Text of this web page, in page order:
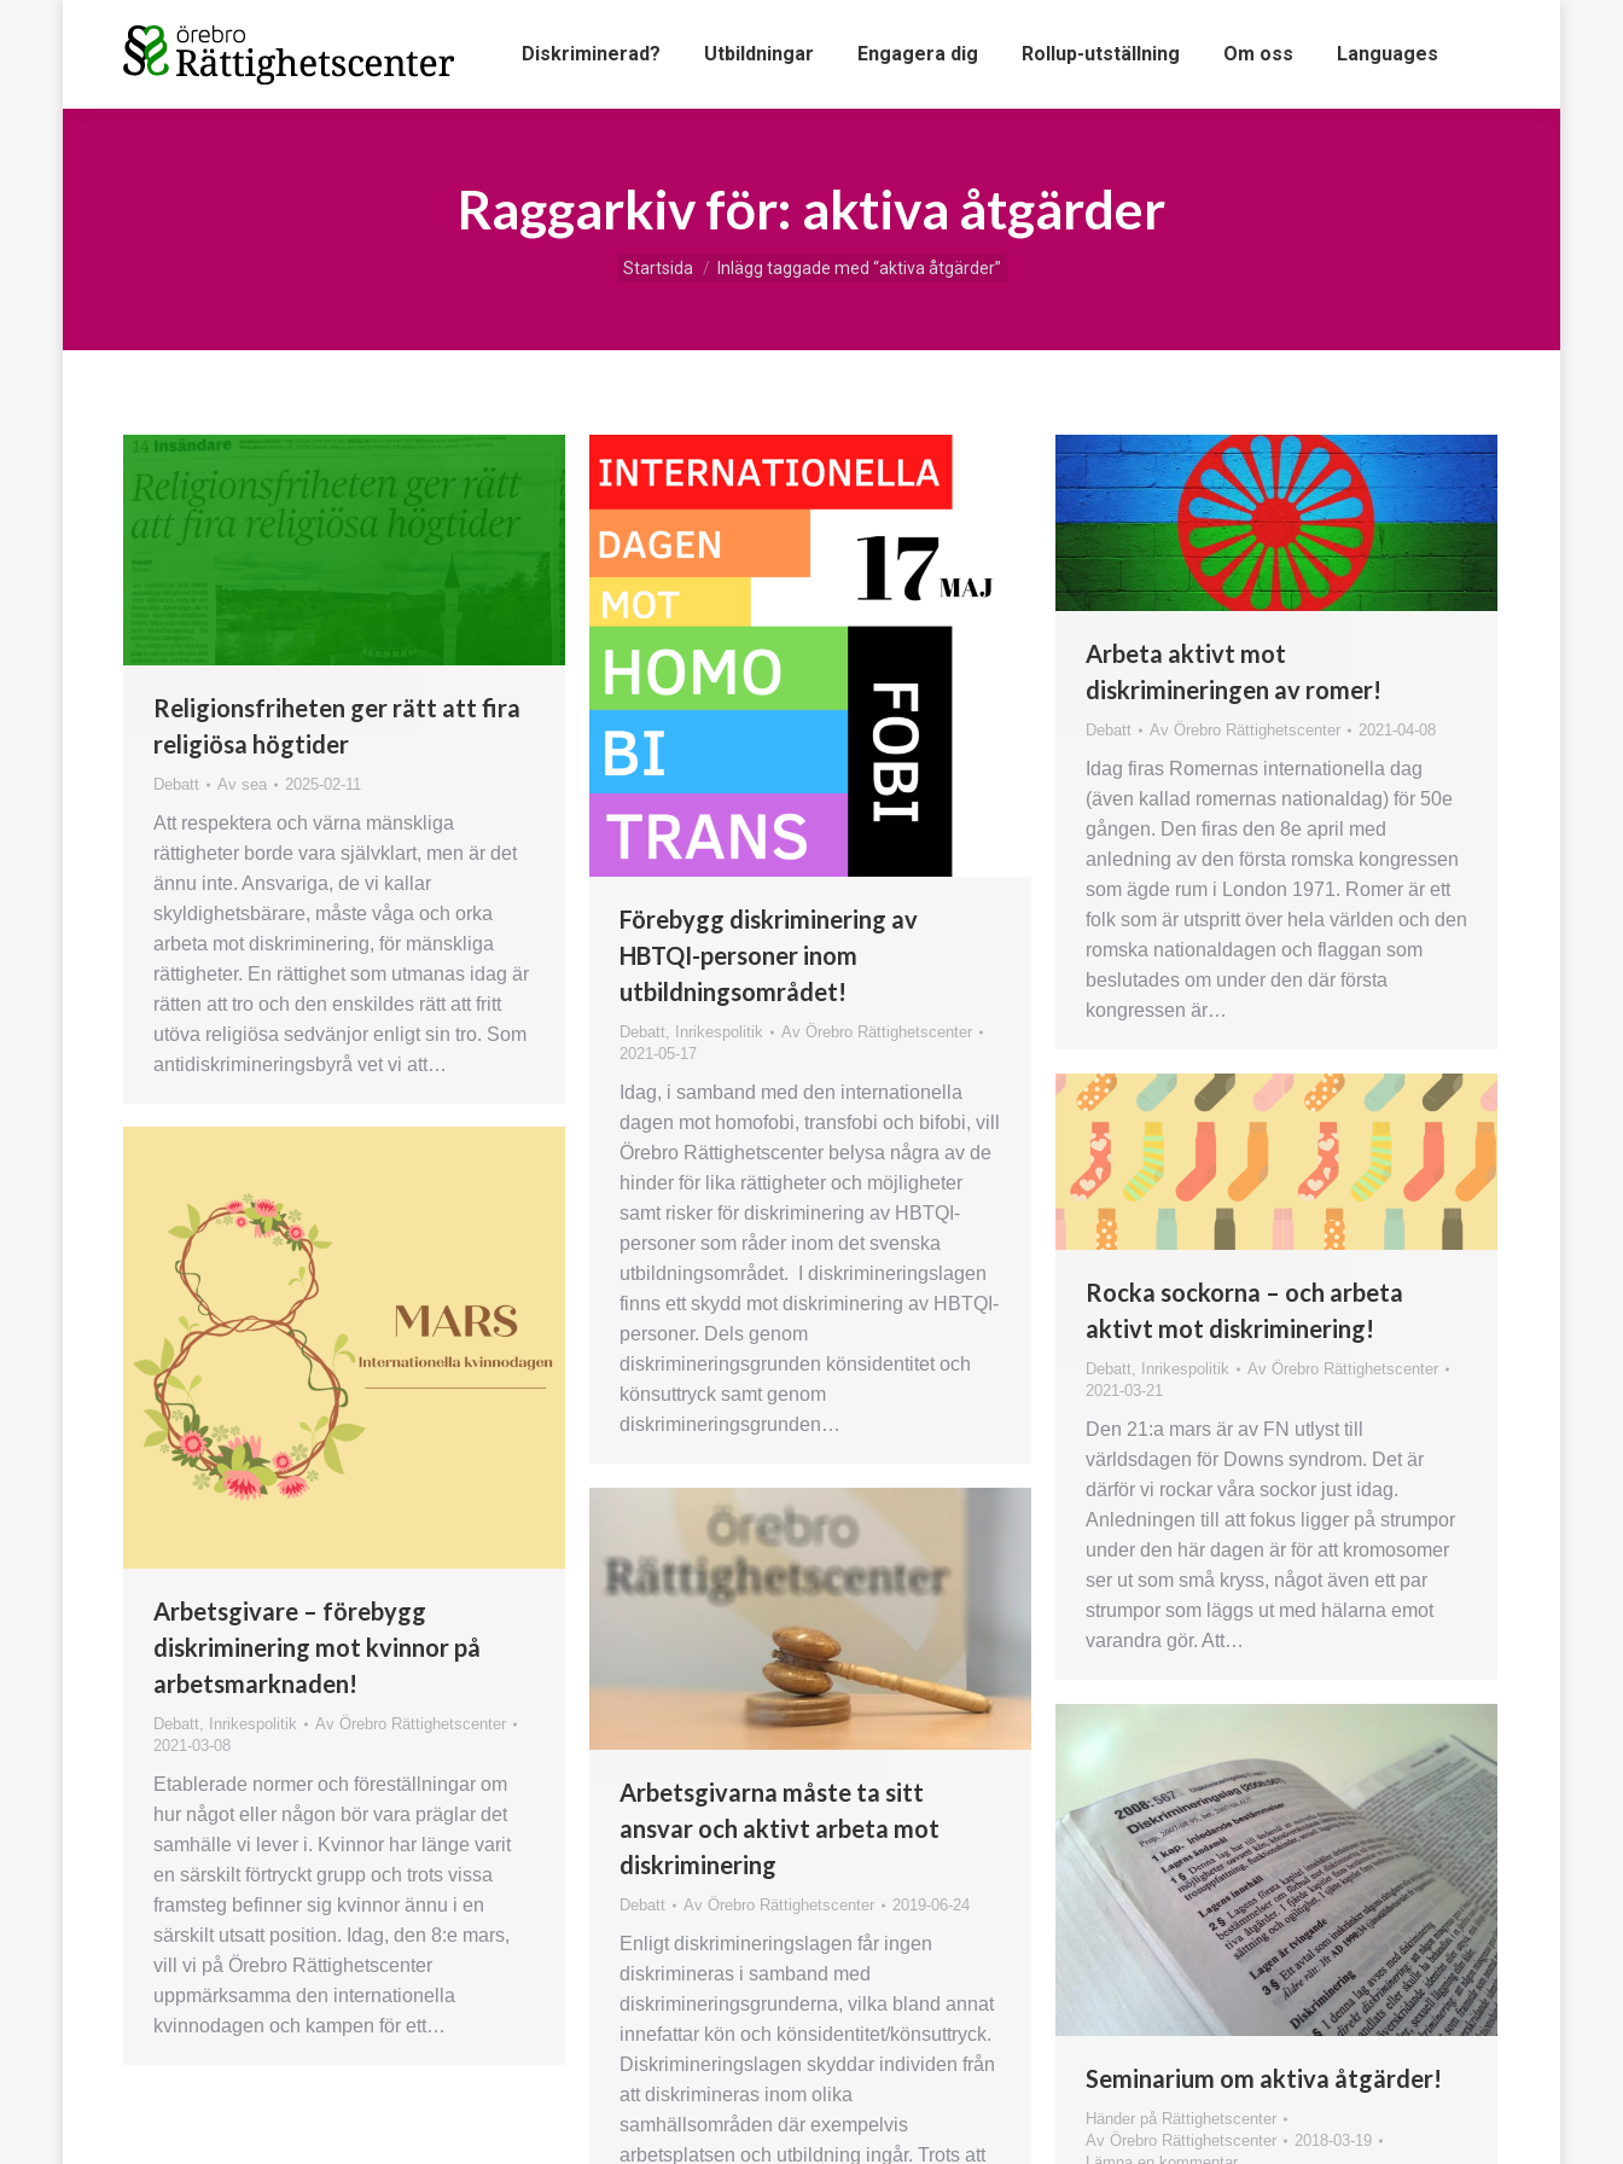
Diskriminerad? Utbildningar Engagera dig Rollup-utställning Om oss Languages
Raggarkiv för: aktiva åtgärder
Du är här:
Startsida Inlägg taggade med “aktiva åtgärder”
Religionsfriheten ger rätt att fira
religiösa högtider
Debatt Av sea 2025-02-11
Att respektera och värna mänskliga
rättigheter borde vara självklart, men är det
ännu inte. Ansvariga, de vi kallar
skyldighetsbärare, måste våga och orka
arbeta mot diskriminering, för mänskliga
rättigheter. En rättighet som utmanas idag är
rätten att tro och den enskildes rätt att fritt
utöva religiösa sedvänjor enligt sin tro. Som
antidiskrimineringsbyrå vet vi att…
Förebygg diskriminering av
HBTQI-personer inom
utbildningsområdet!
Debatt, Inrikespolitik Av Örebro Rättighetscenter
2021-05-17
Idag, i samband med den internationella
dagen mot homofobi, transfobi och bifobi, vill
Örebro Rättighetscenter belysa några av de
hinder för lika rättigheter och möjligheter
samt risker för diskriminering av HBTQI-
personer som råder inom det svenska
utbildningsområdet. I diskrimineringslagen
finns ett skydd mot diskriminering av HBTQI-
personer. Dels genom
diskrimineringsgrunden könsidentitet och
könsuttryck samt genom
diskrimineringsgrunden…
Arbeta aktivt mot
diskrimineringen av romer!
Debatt Av Örebro Rättighetscenter 2021-04-08
Idag firas Romernas internationella dag
(även kallad romernas nationaldag) för 50e
gången. Den firas den 8e april med
anledning av den första romska kongressen
som ägde rum i London 1971. Romer är ett
folk som är utspritt över hela världen och den
romska nationaldagen och flaggan som
beslutades om under den där första
kongressen är…
Rocka sockorna – och arbeta
aktivt mot diskriminering!
Debatt, Inrikespolitik Av Örebro Rättighetscenter
2021-03-21
Den 21:a mars är av FN utlyst till
världsdagen för Downs syndrom. Det är
därför vi rockar våra sockor just idag.
Anledningen till att fokus ligger på strumpor
under den här dagen är för att kromosomer
ser ut som små kryss, något även ett par
strumpor som läggs ut med hälarna emot
varandra gör. Att…
Arbetsgivare – förebygg
diskriminering mot kvinnor på
arbetsmarknaden!
Debatt, Inrikespolitik Av Örebro Rättighetscenter
2021-03-08
Etablerade normer och föreställningar om
hur något eller någon bör vara präglar det
samhälle vi lever i. Kvinnor har länge varit
en särskilt förtryckt grupp och trots vissa
framsteg befinner sig kvinnor ännu i en
särskilt utsatt position. Idag, den 8:e mars,
vill vi på Örebro Rättighetscenter
uppmärksamma den internationella
kvinnodagen och kampen för ett…
Arbetsgivarna måste ta sitt
ansvar och aktivt arbeta mot
diskriminering
Debatt Av Örebro Rättighetscenter 2019-06-24
Enligt diskrimineringslagen får ingen
diskrimineras i samband med
diskrimineringsgrunderna, vilka bland annat
innefattar kön och könsidentitet/könsuttryck.
Diskrimineringslagen skyddar individen från
att diskrimineras inom olika
samhällsområden där exempelvis
arbetsplatsen och utbildning ingår. Trots att
Seminarium om aktiva åtgärder!
Händer på Rättighetscenter
Av Örebro Rättighetscenter
2018-03-19